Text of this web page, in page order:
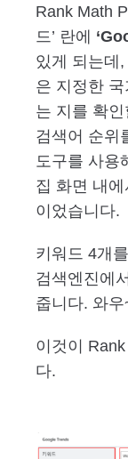
Rank Math
드’ 란에
있게 되는데
은 지정한
는 지를 확
검색어 순위
도구를 사용
집 화면 내
이었습니다.
키워드 4개
검색엔진에
줍니다. 와우
이것이
다.